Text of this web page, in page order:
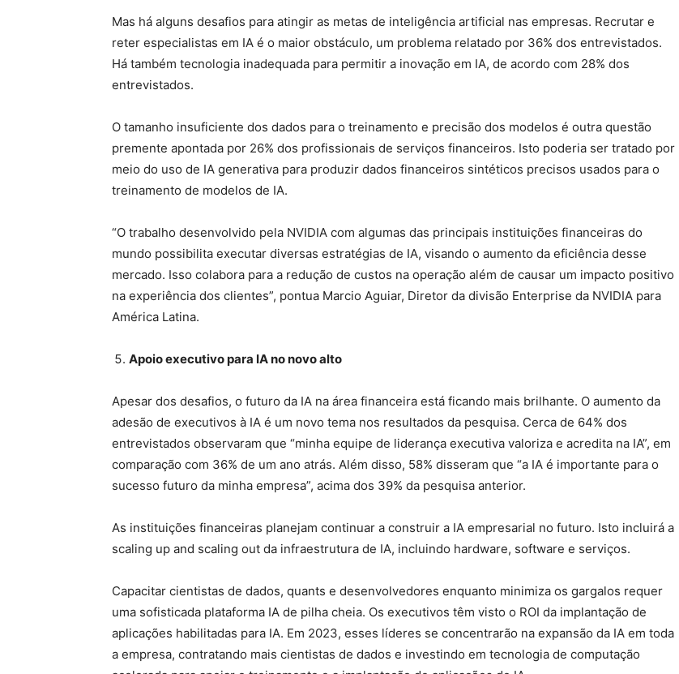
Mas há alguns desafios para atingir as metas de inteligência artificial nas empresas. Recrutar e
reter especialistas em IA é o maior obstáculo, um problema relatado por 36% dos entrevistados.
Há também tecnologia inadequada para permitir a inovação em IA, de acordo com 28% dos
entrevistados.
O tamanho insuficiente dos dados para o treinamento e precisão dos modelos é outra questão
premente apontada por 26% dos profissionais de serviços financeiros. Isto poderia ser tratado por
meio do uso de IA generativa para produzir dados financeiros sintéticos precisos usados para o
treinamento de modelos de IA.
“O trabalho desenvolvido pela NVIDIA com algumas das principais instituições financeiras do
mundo possibilita executar diversas estratégias de IA, visando o aumento da eficiência desse
mercado. Isso colabora para a redução de custos na operação além de causar um impacto positivo
na experiência dos clientes”, pontua Marcio Aguiar, Diretor da divisão Enterprise da NVIDIA para
América Latina.
Apoio executivo para IA no novo alto
Apesar dos desafios, o futuro da IA na área financeira está ficando mais brilhante. O aumento da
adesão de executivos à IA é um novo tema nos resultados da pesquisa. Cerca de 64% dos
entrevistados observaram que “minha equipe de liderança executiva valoriza e acredita na IA”, em
comparação com 36% de um ano atrás. Além disso, 58% disseram que “a IA é importante para o
sucesso futuro da minha empresa”, acima dos 39% da pesquisa anterior.
As instituições financeiras planejam continuar a construir a IA empresarial no futuro. Isto incluirá a
scaling up and scaling out da infraestrutura de IA, incluindo hardware, software e serviços.
Capacitar cientistas de dados, quants e desenvolvedores enquanto minimiza os gargalos requer
uma sofisticada plataforma IA de pilha cheia. Os executivos têm visto o ROI da implantação de
aplicações habilitadas para IA. Em 2023, esses líderes se concentrarão na expansão da IA em toda
a empresa, contratando mais cientistas de dados e investindo em tecnologia de computação